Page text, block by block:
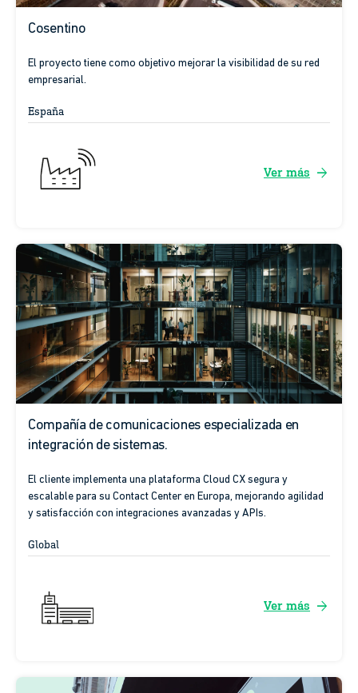
Cosentino
El proyecto tiene como objetivo mejorar la visibilidad de su red
empresarial.
España
Ver más arrow_forward
Compañía de comunicaciones especializada en
integración de sistemas.
El cliente implementa una plataforma Cloud CX segura y
escalable para su Contact Center en Europa, mejorando agilidad
y satisfacción con integraciones avanzadas y APIs.
Global
Ver más arrow_forward